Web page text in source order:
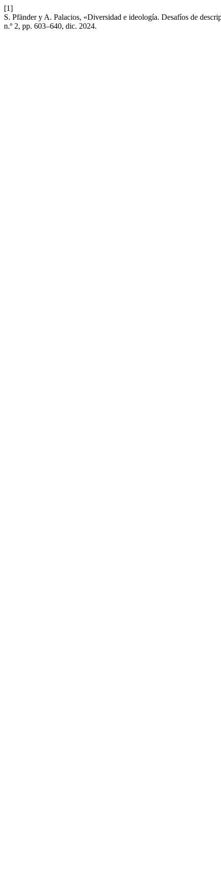
[1]
S. Pfänder y A. Palacios, «Diversidad e ideología. Desafíos de
n.º 2, pp. 603–640, dic. 2024.